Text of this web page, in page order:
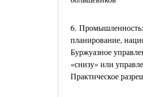
6.
планирование,
Буржуазное
«снизу» или
Практическое